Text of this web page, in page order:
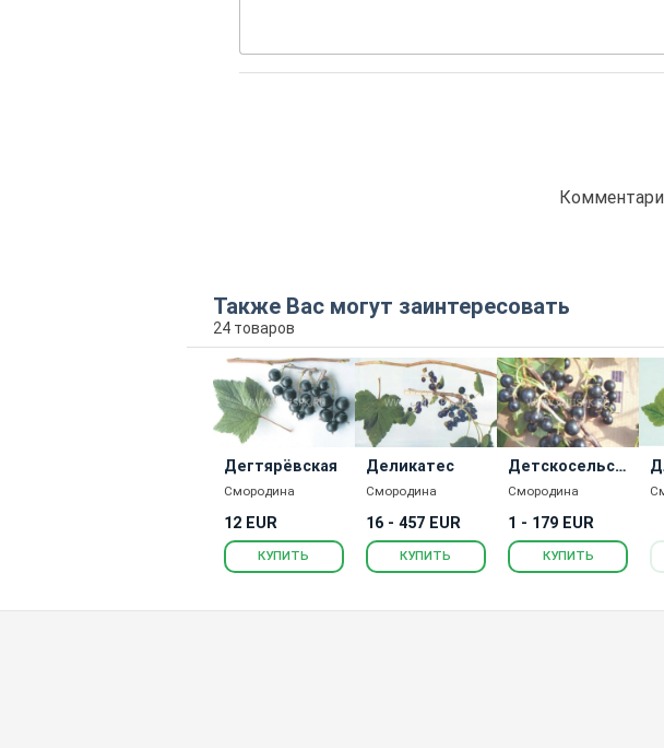
Также Вас могут заинтересовать
24 товаров
Дегтярёвская
Смородина
12 EUR
КУПИТЬ
Деликатес
Смородина
16 - 457 EUR
КУПИТЬ
Детскосельск
ая
Смородина
1 - 179 EUR
КУПИТЬ
я